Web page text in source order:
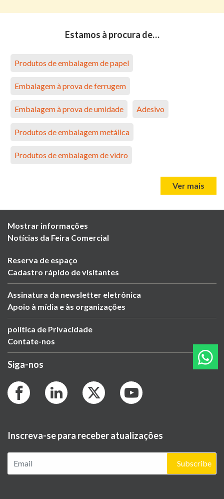
Estamos à procura de…
Produtos de embalagem de papel
Embalagem à prova de ferrugem
Embalagem à prova de umidade Adesivo
Produtos de embalagem metálica
Produtos de embalagem de vidro
Ver mais
Mostrar informações
Notícias da Feira Comercial
Reserva de espaço
Cadastro rápido de visitantes
Assinatura da newsletter eletrônica
Apoio à mídia e às organizações
política de Privacidade
Contate-nos
Siga-nos
Inscreva-se para receber atualizações
Subscribe